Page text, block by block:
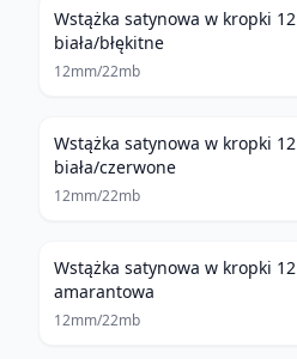
Wstążka satynowa w kropki
biała/błękitne
12mm/22mb
Wstążka satynowa w kropki
biała/czerwone
12mm/22mb
Wstążka satynowa w kropki
amarantowa
12mm/22mb